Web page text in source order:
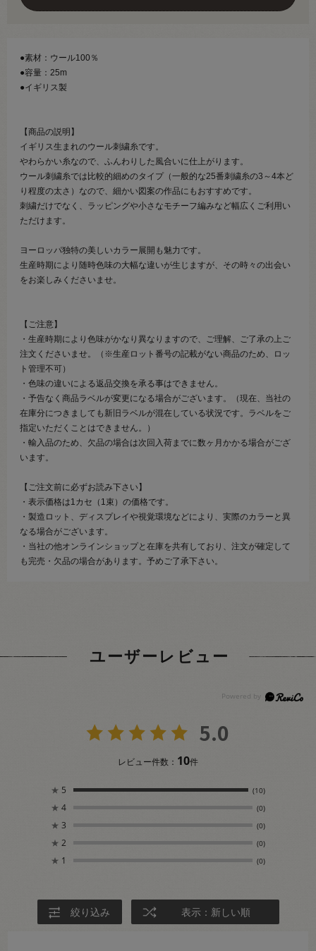
●素材：ウール100％
●容量：25m
●イギリス製
【商品の説明】
イギリス生まれのウール刺繍糸です。
やわらかい糸なので、ふんわりした風合いに仕上がります。
ウール刺繍糸では比較的細めのタイプ（一般的な25番刺繍糸の3～4本ど
り程度の太さ）なので、細かい図案の作品にもおすすめです。
刺繍だけでなく、ラッピングや小さなモチーフ編みなど幅広くご利用い
ただけます。
ヨーロッパ独特の美しいカラー展開も魅力です。
生産時期により随時色味の大幅な違いが生じますが、その時々の出会い
をお楽しみくださいませ。
【ご注意】
・生産時期により色味がかなり異なりますので、ご理解、ご了承の上ご
注文くださいませ。（※生産ロット番号の記載がない商品のため、ロッ
ト管理不可）
・色味の違いによる返品交換を承る事はできません。
・予告なく商品ラベルが変更になる場合がございます。（現在、当社の
在庫分につきましても新旧ラベルが混在している状況です。ラベルをご
指定いただくことはできません。）
・輸入品のため、欠品の場合は次回入荷までに数ヶ月かかる場合がござ
います。
【ご注文前に必ずお読み下さい】
・表示価格は1カセ（1束）の価格です。
・製造ロット、ディスプレイや視覚環境などにより、実際のカラーと異
なる場合がございます。
・当社の他オンラインショップと在庫を共有しており、注文が確定して
も完売・欠品の場合があります。予めご了承下さい。
ユーザーレビュー
5.0
レビュー件数： 10件
★ 5 (10)
★ 4 (0)
★ 3 (0)
★ 2 (0)
★ 1 (0)
絞り込み 表示：新しい順